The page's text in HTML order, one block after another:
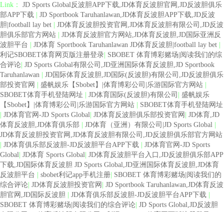
Link： JD Sports Global反波胆APP下载,JD体育反波胆官网,JD反波胆俱乐
部APP下载 | JD Sportbook Taruhanlawan,JD体育反波胆APP下载,JD反波
胆|football lay bet | JD体育反波胆投资官网,JD体育反波胆有限公司,JD反波
胆俱乐部官方网站 | JD体育反波胆官方网站,JD体育反波胆,JD国际亚洲反
波胆平台 | JD体育 Sportbook Taruhanlawan JD体育反波胆|football lay bet |
利记SBOBET体育网页版注册登录| SBOBET 体育博彩赌场|阅读我们的综
合评论| JD Sports Global有限公司,JD亚洲国际体育反波胆,JD Sportbook
Taruhanlawan | JD国际体育反波胆,JD国际(反波胆)有限公司,JD反波胆俱乐
部投资官网 | 盛帆娱乐【Sbobet】|体育博彩公司|乐游国际官方网站 |
SBOBET体育手机登陆网址 | JD体育国际(反波胆)有限公司 | 盛帆娱乐
【Sbobet】|体育博彩公司|乐游国际官方网站 | SBOBET体育手机登陆网址
| JD体育官网-JD Sports Global| JD体育反波胆俱乐部投资官网 | JD体育,JD
体育反波胆,JD体育俱乐部 | JD体育（亚洲）有限公司|JD Sports Global |
JD体育反波胆投资官网,JD体育反波胆有限公司,JD反波胆俱乐部官方网站
| JD体育俱乐部反波胆-JD反波胆平台APP下载 | JD体育官网-JD Sports
Global| JD体育 Sports Global| JD体育反波胆平台入口,JD反波胆俱乐部APP
下载,JD国际体育反波胆 JD Sports Global,JD亚洲国际体育反波胆,JD体育
反波胆平台 | sbobet利记app手机注册| SBOBET 体育博彩赌场|阅读我们的
综合评论| JD体育反波胆投资官网 | JD Sportbook Taruhanlawan,JD体育反波
胆官网,JD国际反波胆 | JD体育俱乐部反波胆-JD反波胆平台APP下载 |
SBOBET 体育博彩赌场|阅读我们的综合评论| JD Sports Global,JD反波胆